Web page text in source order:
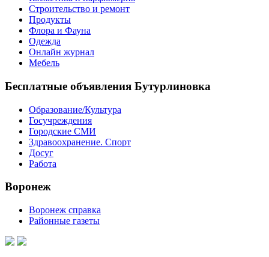
Строительство и ремонт
Продукты
Флора и Фауна
Одежда
Онлайн журнал
Мебель
Бесплатные объявления Бутурлиновка
Образование/Культура
Госучреждения
Городские СМИ
Здравоохранение. Спорт
Досуг
Работа
Воронеж
Воронеж справка
Районные газеты